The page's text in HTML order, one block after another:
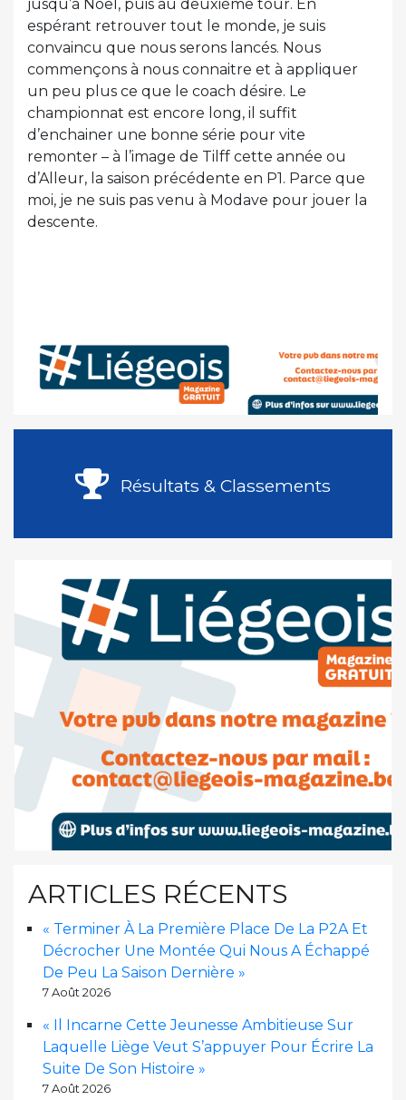
jusqu’à Noel, puis au deuxième tour. En
espérant retrouver tout le monde, je suis
convaincu que nous serons lancés. Nous
commençons à nous connaitre et à appliquer
un peu plus ce que le coach désire. Le
championnat est encore long, il suffit
d’enchainer une bonne série pour vite
remonter – à l’image de Tilff cette année ou
d’Alleur, la saison précédente en P1. Parce que
moi, je ne suis pas venu à Modave pour jouer la
descente.
Résultats & Classements
ARTICLES RÉCENTS
« Terminer À La Première Place De La P2A Et
Décrocher Une Montée Qui Nous A Échappé
De Peu La Saison Dernière »
7 Août 2026
« Il Incarne Cette Jeunesse Ambitieuse Sur
Laquelle Liège Veut S’appuyer Pour Écrire La
Suite De Son Histoire »
7 Août 2026